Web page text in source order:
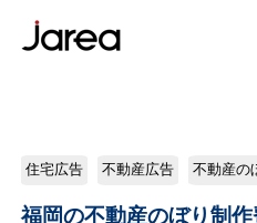
住宅広告 不動産広告 不動産の
福岡の不動産のぼり制